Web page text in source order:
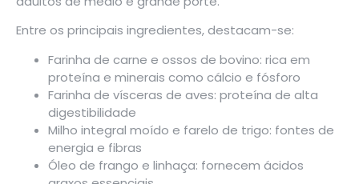
Entre os principais ingredientes, destacam-se:
Farinha de carne e ossos de bovino: rica em
proteína e minerais como cálcio e fósforo
Farinha de vísceras de aves: proteína de alta
digestibilidade
Milho integral moído e farelo de trigo: fontes de
energia e fibras
Óleo de frango e linhaça: fornecem ácidos